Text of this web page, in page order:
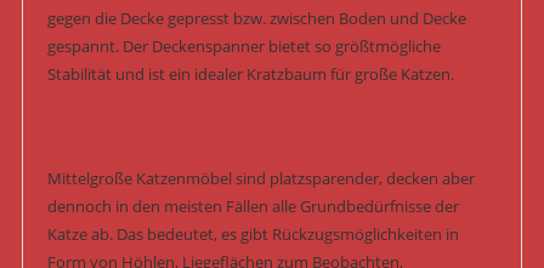
gegen die Decke gepresst bzw. zwischen Boden und Decke
gespannt. Der Deckenspanner bietet so größtmögliche
Stabilität und ist ein idealer Kratzbaum für große Katzen.
Mittelgroße Katzenmöbel sind platzsparender, decken aber
dennoch in den meisten Fällen alle Grundbedürfnisse der
Katze ab. Das bedeutet, es gibt Rückzugsmöglichkeiten in
Form von Höhlen, Liegeflächen zum Beobachten,